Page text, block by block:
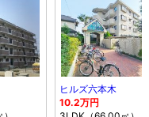
ヒルズ六本木
10.2万円